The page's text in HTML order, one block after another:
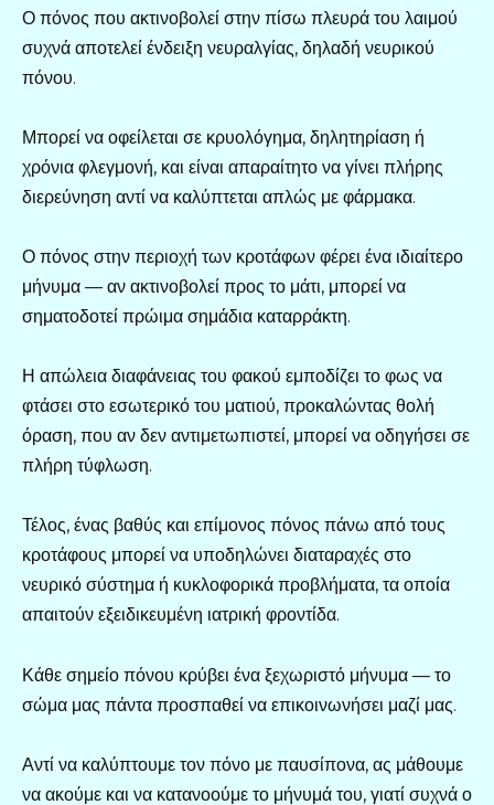
Ο πόνος που ακτινοβολεί στην πίσω πλευρά του λαιμού
συχνά αποτελεί ένδειξη νευραλγίας, δηλαδή νευρικού
πόνου.
Μπορεί να οφείλεται σε κρυολόγημα, δηλητηρίαση ή
χρόνια φλεγμονή, και είναι απαραίτητο να γίνει πλήρης
διερεύνηση αντί να καλύπτεται απλώς με φάρμακα.
Ο πόνος στην περιοχή των κροτάφων φέρει ένα ιδιαίτερο
μήνυμα — αν ακτινοβολεί προς το μάτι, μπορεί να
σηματοδοτεί πρώιμα σημάδια καταρράκτη.
Η απώλεια διαφάνειας του φακού εμποδίζει το φως να
φτάσει στο εσωτερικό του ματιού, προκαλώντας θολή
όραση, που αν δεν αντιμετωπιστεί, μπορεί να οδηγήσει σε
πλήρη τύφλωση.
Τέλος, ένας βαθύς και επίμονος πόνος πάνω από τους
κροτάφους μπορεί να υποδηλώνει διαταραχές στο
νευρικό σύστημα ή κυκλοφορικά προβλήματα, τα οποία
απαιτούν εξειδικευμένη ιατρική φροντίδα.
Κάθε σημείο πόνου κρύβει ένα ξεχωριστό μήνυμα — το
σώμα μας πάντα προσπαθεί να επικοινωνήσει μαζί μας.
Αντί να καλύπτουμε τον πόνο με παυσίπονα, ας μάθουμε
να ακούμε και να κατανοούμε το μήνυμά του, γιατί συχνά ο